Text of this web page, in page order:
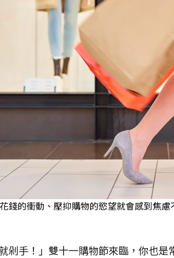
錢的衝動、壓抑購物的慾望就會感到焦
就剁手！」雙十一購物節來臨，你也